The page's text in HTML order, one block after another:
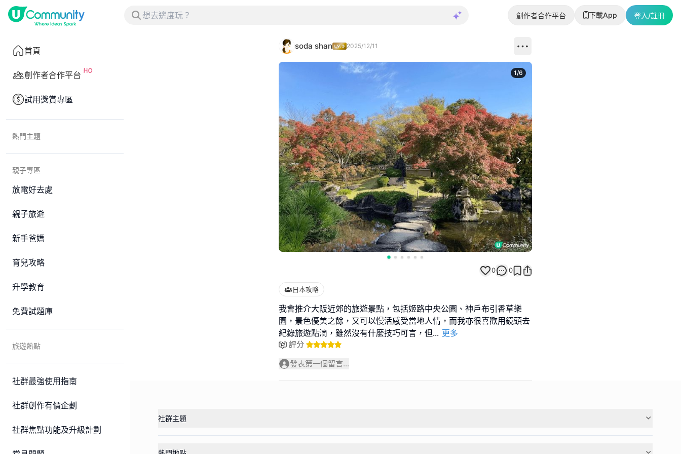
創作者合作平台 下載App 登入/註冊
首頁
創作者合作平台
試用獎賞專區
熱門主題
親子專區
放電好去處
親子旅遊
新手爸媽
育兒攻略
升學教育
免費試題庫
旅遊熱點
社群最強使用指南
社群創作有價企劃
社群焦點功能及升級計劃
soda shan 2025/12/11
Next slide
1/6
0 0
日本攻略
我會推介大阪近郊的旅遊景點，包括姬路中央公園、神戶布引香草樂
園，景色優美之餘，又可以慢活感受當地人情，而我亦很喜歡用鏡頭去
紀錄旅遊點滴，雖然沒有什麼技巧可言，但... 更多
評分
發表第一個留言...
社群主題